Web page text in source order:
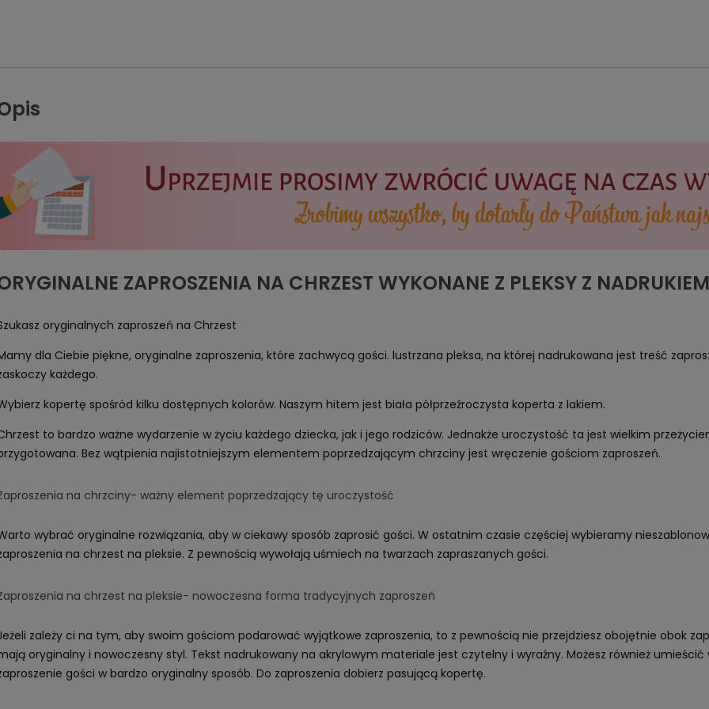
ZAPROSZENIA NA CHRZEST WYKONANE Z PLEKSY Z NADRUKIEM
oryginalnych zaproszeń na Chrzest
dla Ciebie piękne, oryginalne zaproszenia, które zachwycą gości. lustrzana pleksa, na której nadrukowana jest treść
każdego.
kopertę spośród kilku dostępnych kolorów. Naszym hitem jest biała półprzeźroczysta koperta z lakiem.
to bardzo ważne wydarzenie w życiu każdego dziecka, jak i jego rodziców. Jednakże uroczystość ta jest wielkim
Bez wątpienia najistotniejszym elementem poprzedzającym chrzciny jest wręczenie gościom zaproszeń.
na chrzciny- ważny element poprzedzający tę uroczystość
wybrać oryginalne rozwiązania, aby w ciekawy sposób zaprosić gości. W ostatnim czasie częściej wybieramy
na chrzest na pleksie. Z pewnością wywołają uśmiech na twarzach zapraszanych gości.
na chrzest na pleksie- nowoczesna forma tradycyjnych zaproszeń
zależy ci na tym, aby swoim gościom podarować wyjątkowe zaproszenia, to z pewnością nie przejdziesz obojętnie obok
oryginalny i nowoczesny styl. Tekst nadrukowany na akrylowym materiale jest czytelny i wyraźny. Możesz również
gości w bardzo oryginalny sposób. Do zaproszenia dobierz pasującą kopertę.